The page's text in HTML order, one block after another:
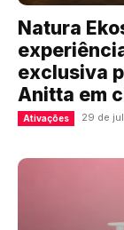
Natura
exclusiva
Anitta em
Ativações 29 de